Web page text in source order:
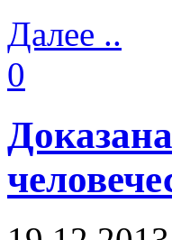
Далее ..
0